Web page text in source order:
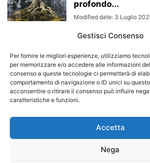
Gestisci Consenso
Per fornire le migliori esperienze, utilizziamo
per memorizzare e/o accedere alle informazioni
consenso a queste tecnologie ci permetterà di
comportamento di navigazione o ID unici su
acconsentire o ritirare il consenso può influire
caratteristiche e funzioni.
Accetta
Nega
profondo...
Modified date: 3 Luglio